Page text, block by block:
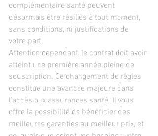
complémentaire santé peuvent
désormais être résiliés à tout moment,
sans conditions, ni justifications de
votre part.
Attention cependant, le contrat doit avoir
atteint une première année pleine de
souscription. Ce changement de règles
constitue une avancée majeure dans
l’accès aux assurances santé. Il vous
offre la possibilité de bénéficier des
meilleures garanties au meilleur prix, et